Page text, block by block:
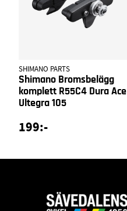
SHIMANO PARTS
Shimano Bromsbelägg
komplett R55C4 Dura Ace
Ultegra 105
199:-